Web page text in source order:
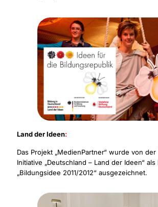
Land der Ideen:
Das Projekt „MedienPartner“ wurde von
Initiative „Deutschland – Land der Ideen“
„Bildungsidee 2011/2012“ ausgezeichnet.